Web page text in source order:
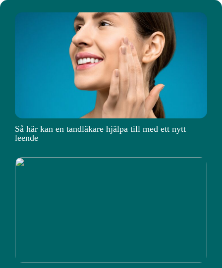
Så här kan en tandläkare hjälpa till med ett nytt
leende